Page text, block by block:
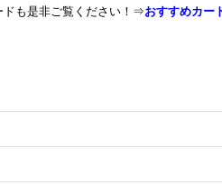
ドも是非ご覧ください！⇒おすすめカー